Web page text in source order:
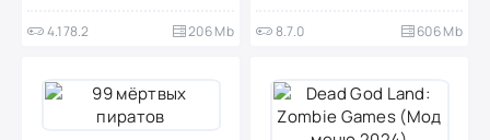
4.178.2 206 Mb 8.7.0 606 Mb